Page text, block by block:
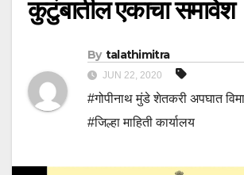
कुटुंबातील एकाचा समावेश
By talathimitra
JUN 22, 2020
#गोपीनाथ मुंडे शेतकरी अपघात
#जिल्हा माहिती कार्यालय